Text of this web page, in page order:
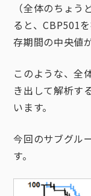
（全体のちょ
ると、CBP501
存期間の中央値
このような、全
き出して解析す
います。
今回のサブグル
す。